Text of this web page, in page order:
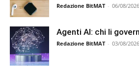
Redazione BitMAT - 06/08/2026
Agenti AI: chi li
Redazione BitMAT - 03/08/2026